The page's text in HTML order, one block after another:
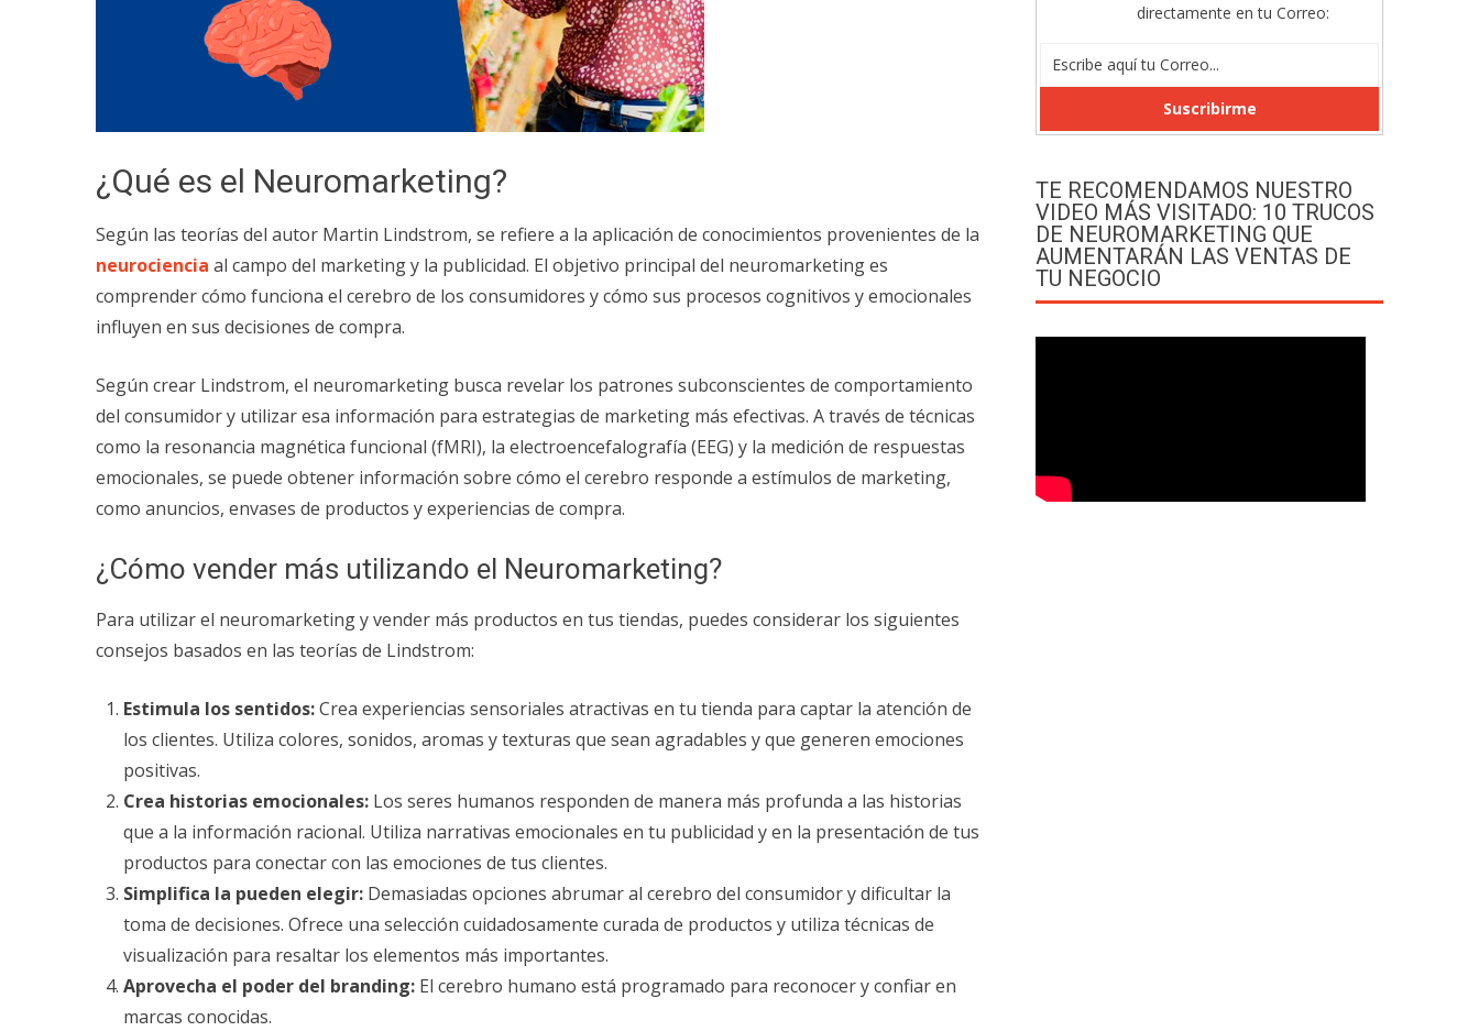
¿Qué es el Neuromarketing?
Según las teorías del autor Martin Lindstrom, se refiere a la aplicación de conocimientos provenientes de la
neurociencia al campo del marketing y la publicidad. El objetivo principal del neuromarketing es
comprender cómo funciona el cerebro de los consumidores y cómo sus procesos cognitivos y emocionales
influyen en sus decisiones de compra.
Según crear Lindstrom, el neuromarketing busca revelar los patrones subconscientes de comportamiento
del consumidor y utilizar esa información para estrategias de marketing más efectivas. A través de técnicas
como la resonancia magnética funcional (fMRI), la electroencefalografía (EEG) y la medición de respuestas
emocionales, se puede obtener información sobre cómo el cerebro responde a estímulos de marketing,
como anuncios, envases de productos y experiencias de compra.
¿Cómo vender más utilizando el Neuromarketing?
Para utilizar el neuromarketing y vender más productos en tus tiendas, puedes considerar los siguientes
consejos basados ​​en las teorías de Lindstrom:
Estimula los sentidos:Crea experiencias sensoriales atractivas en tu tienda para captar la atención de
los clientes. Utiliza colores, sonidos, aromas y texturas que sean agradables y que generen emociones
positivas.
Crea historias emocionales: Los seres humanos responden de manera más profunda a las historias
que a la información racional. Utiliza narrativas emocionales en tu publicidad y en la presentación de tus
productos para conectar con las emociones de tus clientes.
Simplifica la pueden elegir: Demasiadas opciones abrumar al cerebro del consumidor y dificultar la
toma de decisiones. Ofrece una selección cuidadosamente curada de productos y utiliza técnicas de
visualización para resaltar los elementos más importantes.
Aprovecha el poder del branding: El cerebro humano está programado para reconocer y confiar en
marcas conocidas.
directamente en tu Correo:
TE RECOMENDAMOS NUESTRO
VIDEO MÁS VISITADO: 10 TRUCOS
DE NEUROMARKETING QUE
AUMENTARÁN LAS VENTAS DE
TU NEGOCIO